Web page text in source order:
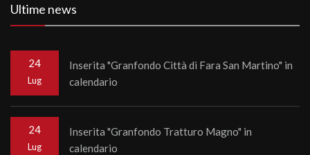
Ultime news
24
Lug
Inserita "Granfondo Città di Fara San Martino" in
calendario
24
Lug
Inserita "Granfondo Tratturo Magno" in
calendario